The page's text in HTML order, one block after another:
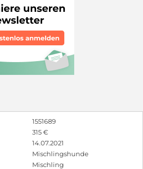
1551689
315 €
14.07.2021
Mischlingshunde
Mischling